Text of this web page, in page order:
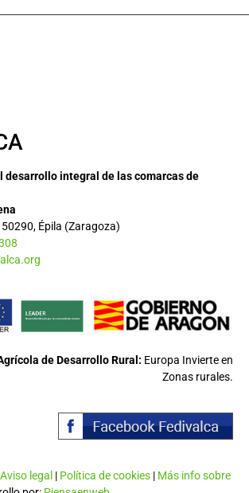
desarrollo integral de las comarcas de
50290, Épila (Zaragoza)
de Desarrollo Rural: Europa Invierte en
Zonas rurales.
Aviso legal | Política de cookies | Más info sobre